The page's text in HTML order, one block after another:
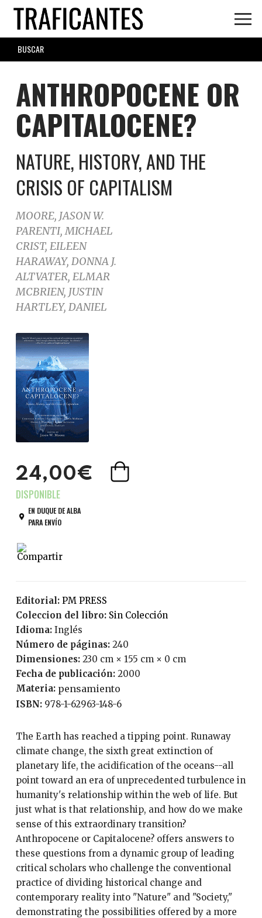
Skip
main
content
SEARCH
FORM
ANTHROPOCENE OR
CAPITALOCENE?
NATURE, HISTORY, AND THE
CRISIS OF CAPITALISM
MOORE, JASON W.
PARENTI, MICHAEL
CRIST, EILEEN
HARAWAY, DONNA J.
ALTVATER, ELMAR
MCBRIEN, JUSTIN
HARTLEY, DANIEL
24,00€
EN DUQUE DE ALBA
PARA ENVÍO
Editorial:
PM PRESS
Coleccion del libro:
Sin Colección
Idioma: Inglés
Número de páginas:
240
Dimensiones: 230 cm × 155 cm × 0 cm
Fecha de publicación:
2000
Materia: pensamiento
ISBN: 978-1-62963-148-6
The Earth has reached a tipping point. Runaway
climate change, the sixth great extinction of
planetary life, the acidification of the oceans--all
point toward an era of unprecedented turbulence in
humanity's relationship within the web of life. But
just what is that relationship, and how do we make
sense of this extraordinary transition?
Anthropocene or Capitalocene? offers answers to
these questions from a dynamic group of leading
critical scholars who challenge the conventional
practice of dividing historical change and
contemporary reality into "Nature" and "Society,"
demonstrating the possibilities offered by a more